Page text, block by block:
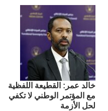
​خالد عمر: القطيعة اللفظية
مع المؤتمر الوطني لا تكفي
لحل الأزمة